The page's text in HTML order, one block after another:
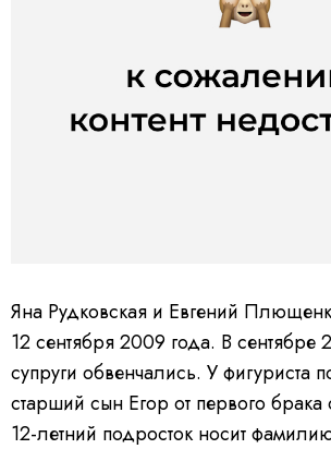
Яна Рудковская и Евгений
12 сентября 2009 года. В сентябре
супруги обвенчались. У фигуриста
старший сын Егор от первого
12-летний подросток носит